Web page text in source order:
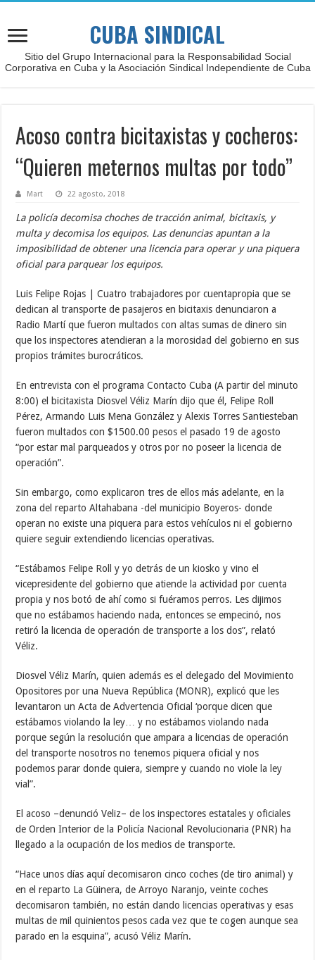
CUBA SINDICAL
Sitio del Grupo Internacional para la Responsabilidad Social
Corporativa en Cuba y la Asociación Sindical Independiente de Cuba
Acoso contra bicitaxistas y cocheros:
“Quieren meternos multas por todo”
Mart 22 agosto, 2018
La policía decomisa choches de tracción animal, bicitaxis, y
multa y decomisa los equipos. Las denuncias apuntan a la
imposibilidad de obtener una licencia para operar y una piquera
oficial para parquear los equipos.
Luis Felipe Rojas | Cuatro trabajadores por cuentapropia que se
dedican al transporte de pasajeros en bicitaxis denunciaron a
Radio Martí que fueron multados con altas sumas de dinero sin
que los inspectores atendieran a la morosidad del gobierno en sus
propios trámites burocráticos.
En entrevista con el programa Contacto Cuba (A partir del minuto
8:00) el bicitaxista Diosvel Véliz Marín dijo que él, Felipe Roll
Pérez, Armando Luis Mena González y Alexis Torres Santiesteban
fueron multados con $1500.00 pesos el pasado 19 de agosto
“por estar mal parqueados y otros por no poseer la licencia de
operación”.
Sin embargo, como explicaron tres de ellos más adelante, en la
zona del reparto Altahabana -del municipio Boyeros- donde
operan no existe una piquera para estos vehículos ni el gobierno
quiere seguir extendiendo licencias operativas.
“Estábamos Felipe Roll y yo detrás de un kiosko y vino el
vicepresidente del gobierno que atiende la actividad por cuenta
propia y nos botó de ahí como si fuéramos perros. Les dijimos
que no estábamos haciendo nada, entonces se empecinó, nos
retiró la licencia de operación de transporte a los dos”, relató
Véliz.
Diosvel Véliz Marín, quien además es el delegado del Movimiento
Opositores por una Nueva República (MONR), explicó que les
levantaron un Acta de Advertencia Oficial ‘porque dicen que
estábamos violando la ley… y no estábamos violando nada
porque según la resolución que ampara a licencias de operación
del transporte nosotros no tenemos piquera oficial y nos
podemos parar donde quiera, siempre y cuando no viole la ley
vial”.
El acoso –denunció Veliz– de los inspectores estatales y oficiales
de Orden Interior de la Policía Nacional Revolucionaria (PNR) ha
llegado a la ocupación de los medios de transporte.
“Hace unos días aquí decomisaron cinco coches (de tiro animal) y
en el reparto La Güinera, de Arroyo Naranjo, veinte coches
decomisaron también, no están dando licencias operativas y esas
multas de mil quinientos pesos cada vez que te cogen aunque sea
parado en la esquina”, acusó Véliz Marín.